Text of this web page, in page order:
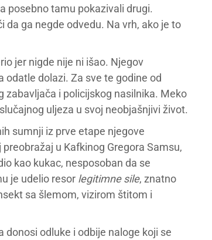
posebno tamu pokazivali drugi.
ga negde odvedu. Na vrh, ako je to
jer nigde nije ni išao. Njegov
odatle dolazi. Za sve te godine od
zabavljača i policijskog nasilnika. Meko
uljeza u svoj neobjašnjivi život.
sumnji iz prve etape njegove
u Kafkinog Gregora Samsu,
kao kukac, nesposoban da se
je udelio resor legitimne sile, znatno
sa šlemom, vizirom štitom i
odluke i odbije naloge koji se